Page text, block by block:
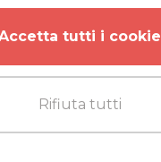
tutti i cookie
Rifiuta tutti